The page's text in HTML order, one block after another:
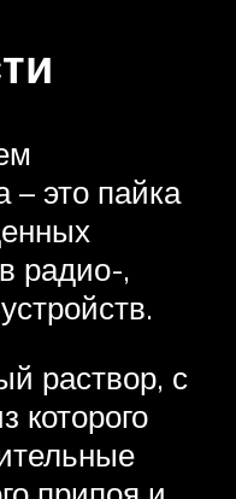
– это пайка
радио-,
раствор, с
которого